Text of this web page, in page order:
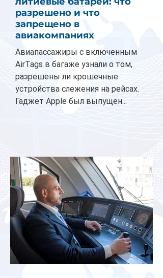
разрешено и что
запрещено в
авиакомпаниях
Авиапассажиры с включенным
AirTags в багаже узнали о том,
разрешены ли крошечные
устройства слежения на рейсах.
Гаджет Apple был выпущен...